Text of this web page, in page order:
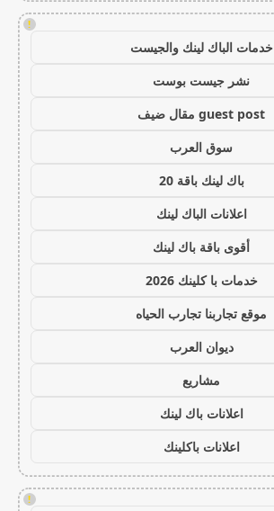
!
خدمات الباك لينك والجيست
نشر جيست بوست
guest post مقال ضيف
سوق العرب
باك لينك باقة 20
اعلانات الباك لينك
أقوى باقة باك لينك
خدمات با كلينك 2026
موقع تجاربنا تجارب الحياه
ديوان العرب
مشاريع
اعلانات باك لينك
اعلانات باكلينك
!